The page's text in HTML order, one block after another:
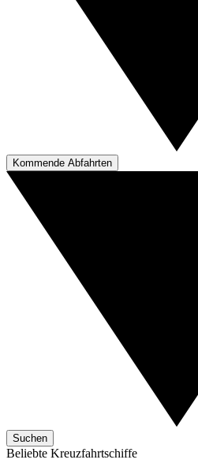
Kommende Abfahrten
Suchen
Beliebte Kreuzfahrtschiffe